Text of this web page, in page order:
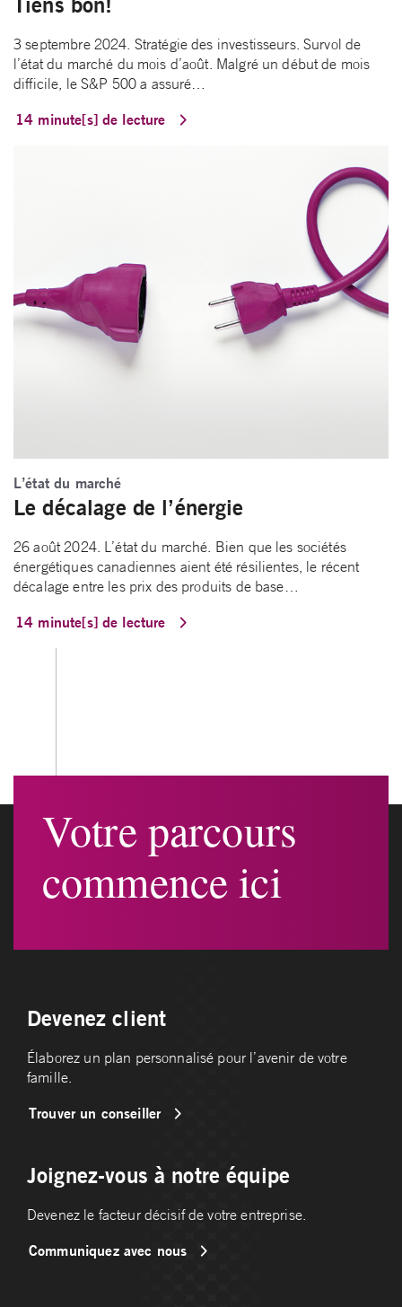
3 septembre 2024. Stratégie des investisseurs. Survol de
l’état du marché du mois d’août. Malgré un début de mois
difficile, le S&P 500 a assuré…
14 minute[s] de lecture
L’état du marché
Le décalage de l’énergie
26 août 2024. L’état du marché. Bien que les sociétés
énergétiques canadiennes aient été résilientes, le récent
décalage entre les prix des produits de base…
14 minute[s] de lecture
Votre parcours
commence ici
Devenez client
Élaborez un plan personnalisé pour l’avenir de votre
famille.
Trouver un conseiller
Joignez-vous à notre équipe
Devenez le facteur décisif de votre entreprise.
Communiquez avec nous